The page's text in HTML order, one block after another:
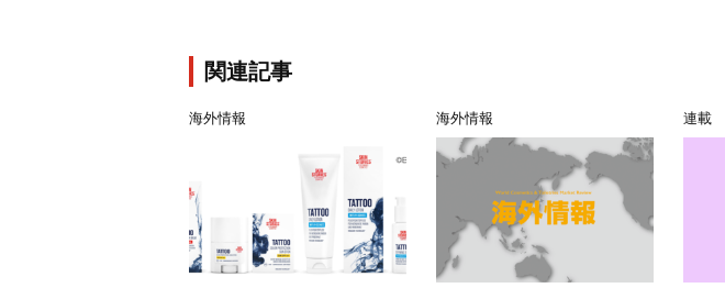
関連記事
海外情報 海外情報 連載